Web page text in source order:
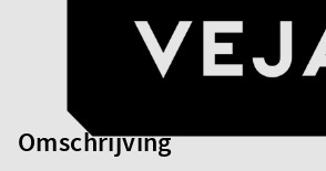
Omschrijving